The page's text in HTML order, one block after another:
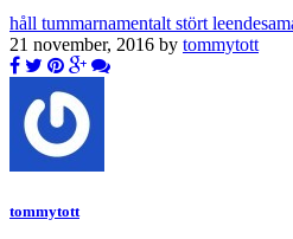
håll tummarnamentalt stört leende
21 november, 2016 by tommytott
tommytott